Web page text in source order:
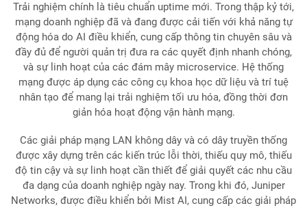
Trải nghiệm chính là tiêu chuẩn uptime mới. Trong thập kỷ tới,
mạng doanh nghiệp đã và đang được cải tiến với khả năng tự
động hóa do AI điều khiển, cung cấp thông tin chuyên sâu và
đầy đủ để người quản trị đưa ra các quyết định nhanh chóng,
và sự linh hoạt của các đám mây microservice. Hệ thống
mạng được áp dụng các công cụ khoa học dữ liệu và trí tuệ
nhân tạo để mang lại trải nghiệm tối ưu hóa, đồng thời đơn
giản hóa hoạt động vận hành mạng.
Các giải pháp mạng LAN không dây và có dây truyền thống
được xây dựng trên các kiến trúc lỗi thời, thiếu quy mô, thiếu
độ tin cậy và sự linh hoạt cần thiết để giải quyết các nhu cầu
đa dạng của doanh nghiệp ngày nay. Trong khi đó, Juniper
Networks, được điều khiển bởi Mist AI, cung cấp các giải pháp